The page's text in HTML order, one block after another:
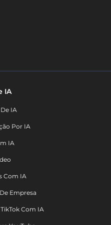
IA
IA
Por IA
IA
Com IA
Empresa
Com IA